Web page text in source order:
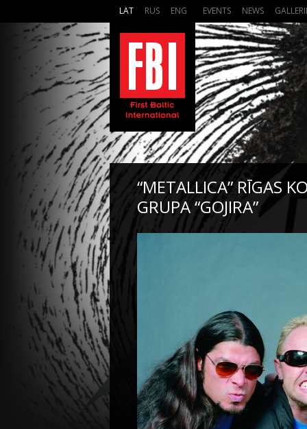
LAT RUS ENG EVENTS NEWS
“METALLICA” RĪGAS
GRUPA “GOJIRA”